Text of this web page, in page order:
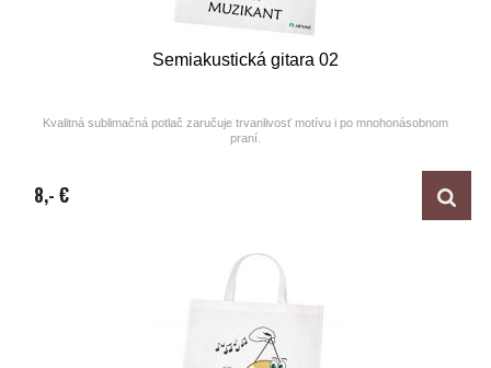
Semiakustická gitara 02
Kvalitná sublimačná potlač zaručuje trvanlivosť motívu i po mnohonásobnom
praní.
8,- €